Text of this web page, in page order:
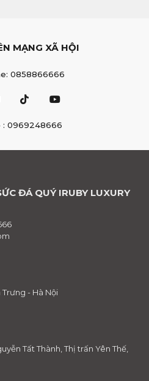
MẠNG XÃ HỘI
0858866666
: 0969248666
ĐÁ QUÝ IRUBY LUXURY
Trưng - Hà Nội
Tất Thành, Thị trấn Yên Thế,